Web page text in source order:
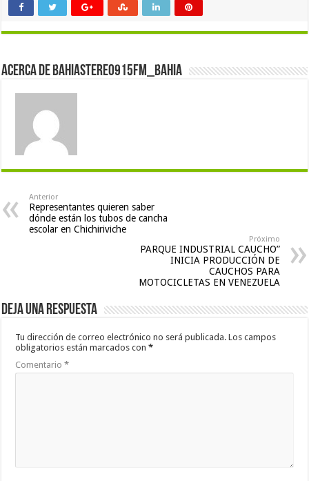
Acerca de bahiastereo915fm_bahia
Anterior
Representantes quieren saber
dónde están los tubos de cancha
escolar en Chichiriviche
Próximo
PARQUE INDUSTRIAL CAUCHO”
INICIA PRODUCCIÓN DE
CAUCHOS PARA
MOTOCICLETAS EN VENEZUELA
Deja una respuesta
Tu dirección de correo electrónico no será publicada. Los campos
obligatorios están marcados con*
Comentario*